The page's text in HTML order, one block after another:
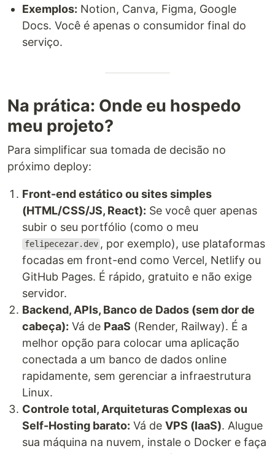
Exemplos: Notion, Canva, Figma, Google
Docs. Você é apenas o consumidor final do
serviço.
Na prática: Onde eu hospedo
meu projeto?
Para simplificar sua tomada de decisão no
próximo deploy:
Front-end estático ou sites simples
(HTML/CSS/JS, React): Se você quer apenas
subir o seu portfólio (como o meu
felipecezar.dev , por exemplo), use plataformas
focadas em front-end como Vercel, Netlify ou
GitHub Pages. É rápido, gratuito e não exige
servidor.
Backend, APIs, Banco de Dados (sem dor de
cabeça): Vá de PaaS (Render, Railway). É a
melhor opção para colocar uma aplicação
conectada a um banco de dados online
rapidamente, sem gerenciar a infraestrutura
Linux.
Controle total, Arquiteturas Complexas ou
Self-Hosting barato: Vá de VPS (IaaS). Alugue
sua máquina na nuvem, instale o Docker e faça